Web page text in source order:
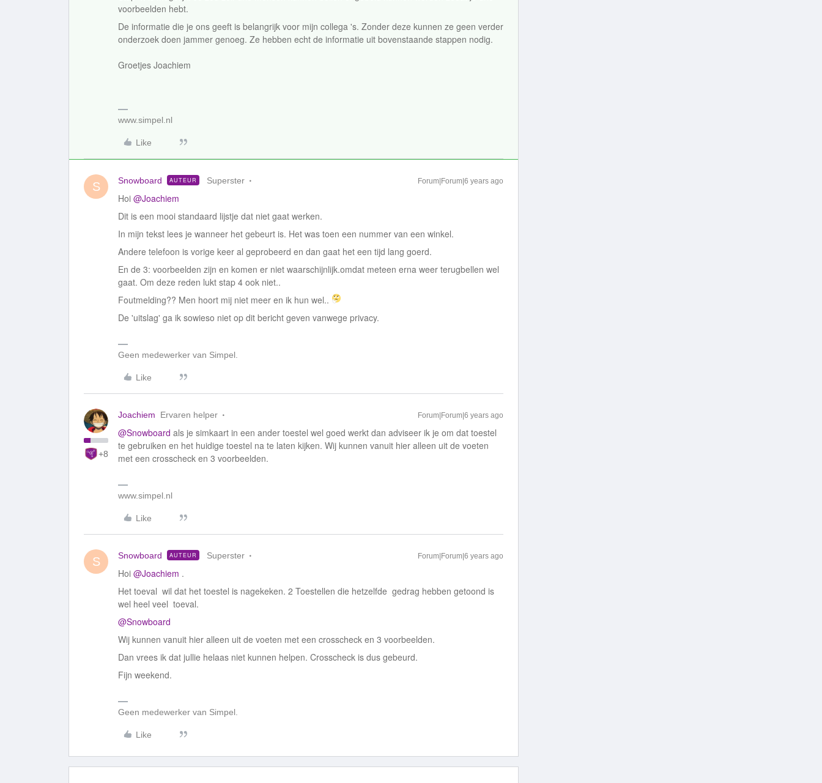
voorbeelden hebt.
De informatie die je ons geeft is belangrijk voor mijn collega 's. Zonder deze kunnen ze geen verder
onderzoek doen jammer genoeg. Ze hebben echt de informatie uit bovenstaande stappen nodig.
Groetjes Joachiem
www.simpel.nl
Like
S Snowboard AUTEUR Superster Forum|Forum|6 years ago
Hoi @Joachiem
Dit is een mooi standaard lijstje dat niet gaat werken.
In mijn tekst lees je wanneer het gebeurt is. Het was toen een nummer van een winkel.
Andere telefoon is vorige keer al geprobeerd en dan gaat het een tijd lang goerd.
En de 3: voorbeelden zijn en komen er niet waarschijnlijk.omdat meteen erna weer terugbellen wel
gaat. Om deze reden lukt stap 4 ook niet..
Foutmelding?? Men hoort mij niet meer en ik hun wel..
De 'uitslag' ga ik sowieso niet op dit bericht geven vanwege privacy.
Geen medewerker van Simpel.
Like
+8
Joachiem Ervaren helper Forum|Forum|6 years ago
@Snowboard als je simkaart in een ander toestel wel goed werkt dan adviseer ik je om dat toestel
te gebruiken en het huidige toestel na te laten kijken. Wij kunnen vanuit hier alleen uit de voeten
met een crosscheck en 3 voorbeelden.
www.simpel.nl
Like
S Snowboard AUTEUR Superster Forum|Forum|6 years ago
Hoi @Joachiem .
Het toeval wil dat het toestel is nagekeken. 2 Toestellen die hetzelfde gedrag hebben getoond is
wel heel veel toeval.
@Snowboard
Wij kunnen vanuit hier alleen uit de voeten met een crosscheck en 3 voorbeelden.
Dan vrees ik dat jullie helaas niet kunnen helpen. Crosscheck is dus gebeurd.
Fijn weekend.
Geen medewerker van Simpel.
Like